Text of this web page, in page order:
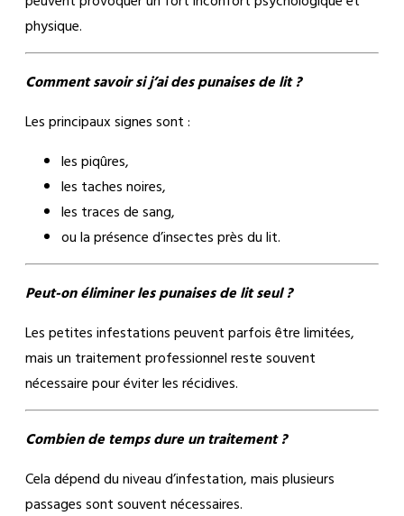
physique.
Comment savoir si j’ai des punaises de lit ?
Les principaux signes sont :
les piqûres,
les taches noires,
les traces de sang,
ou la présence d’insectes près du lit.
Peut-on éliminer les punaises de lit seul ?
Les petites infestations peuvent parfois être limitées,
mais un traitement professionnel reste souvent
nécessaire pour éviter les récidives.
Combien de temps dure un traitement ?
Cela dépend du niveau d’infestation, mais plusieurs
passages sont souvent nécessaires.